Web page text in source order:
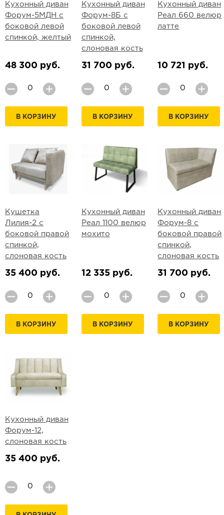
Кухонный диван
Форум-5МДН с
боковой левой
спинкой, желтый
48 300 руб.
В КОРЗИНУ
Кухонный диван
Форум-8Б с
боковой левой
спинкой,
слоновая кость
31 700 руб.
В КОРЗИНУ
Кухонный диван
Реал 660 велюр
латте
10 721 руб.
В КОРЗИНУ
Кушетка
Лилия-2 с
боковой правой
спинкой,
слоновая кость
35 400 руб.
В КОРЗИНУ
Кухонный диван
Реал 1100 велюр
мохито
12 335 руб.
В КОРЗИНУ
Кухонный диван
Форум-8 с
боковой правой
спинкой,
слоновая кость
31 700 руб.
В КОРЗИНУ
Кухонный диван
Форум-12,
слоновая кость
35 400 руб.